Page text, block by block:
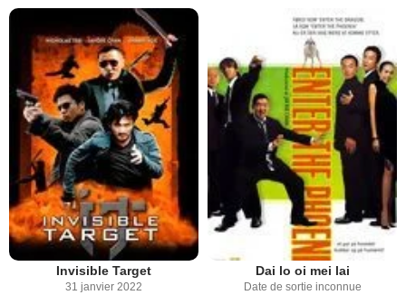
Invisible Target
31 janvier 2022
Dai lo oi mei lai
Date de sortie inconnue